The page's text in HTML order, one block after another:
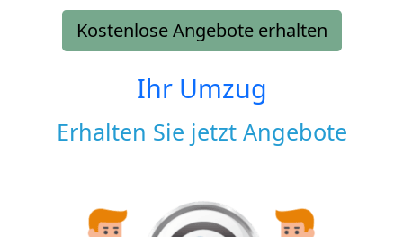
Kostenlose Angebote erhalten
Ihr Umzug
Erhalten Sie jetzt Angebote